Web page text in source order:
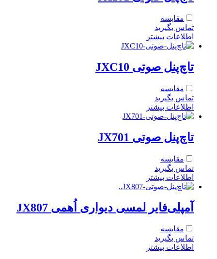
مقایسه
تماس بگیرید
اطلاعات بیشتر
تاچ‌پنل صوتی JXC10
مقایسه
تماس بگیرید
اطلاعات بیشتر
تاچ‌پنل صوتی JX701
مقایسه
تماس بگیرید
اطلاعات بیشتر
آمپلی‌فایر لمسی دیواری اُهمی JX807
مقایسه
تماس بگیرید
اطلاعات بیشتر